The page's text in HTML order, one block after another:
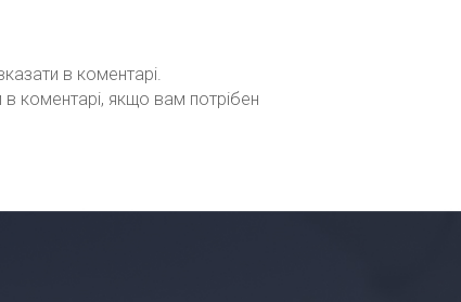
в коментарі.
в коментарі, якщо вам потрібен